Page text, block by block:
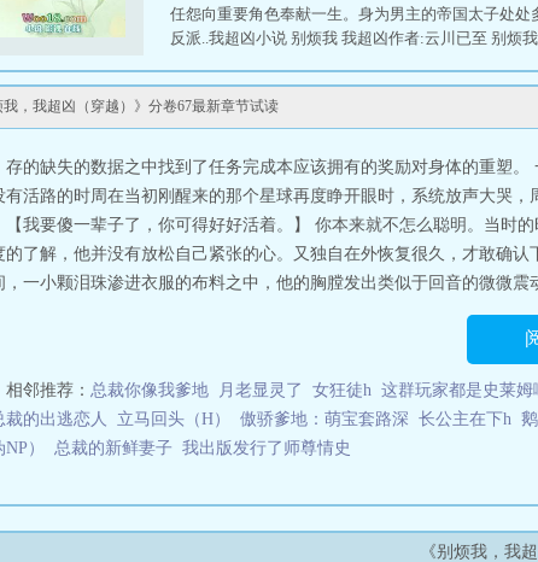
任怨向重要角色奉献一生。身为男主的帝国太子处
反派..我超凶小说 别烦我 我超凶作者:云川已至 别烦
我，我超凶（穿越）》分卷67最新章节试读
存的缺失的数据之中找到了任务完成本应该拥有的奖励对身体的重塑
有活路的时周在当初刚醒来的那个星球再度睁开眼时，系统放声大哭
【我要傻一辈子了，你可得好好活着。】 你本来就不怎么聪明。当时
的了解，他并没有放松自己紧张的心。又独自在外恢复很久，才敢确
，一小颗泪珠渗进衣服的布料之中，他的胸膛发出类似于回音的微微震
相邻推荐： 总裁你像我爹地 月老显灵了 女狂徒h 这群玩家都是史莱姆
裁的出逃恋人
立马回头（H） 傲骄爹地：萌宝套路深 长公主在下h
NP）
总裁的新鲜妻子 我出版发行了师尊情史
《别烦我，我